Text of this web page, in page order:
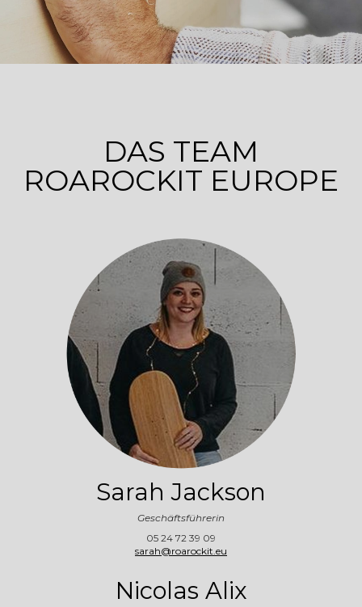
DAS TEAM
ROAROCKIT EUROPE
Sarah Jackson
Geschäftsführerin
05 24 72 39 09
sarah@roarockit.eu
Nicolas Alix